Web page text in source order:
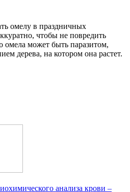
омелу в праздничных
чтобы не повредить
омела может быть паразитом,
дерева, на котором она растет.
анализа крови –